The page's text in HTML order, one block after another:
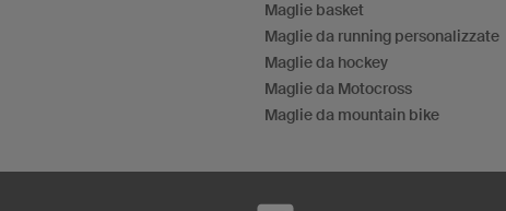
Maglie basket
Maglie da running personalizzate
Maglie da hockey
Maglie da Motocross
Maglie da mountain bike